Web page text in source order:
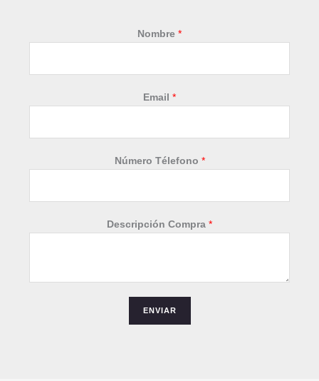
Nombre *
Email *
Número Télefono *
*
Descripción Compra *
ENVIAR